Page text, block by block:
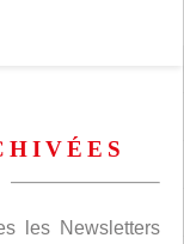
les Newsletters